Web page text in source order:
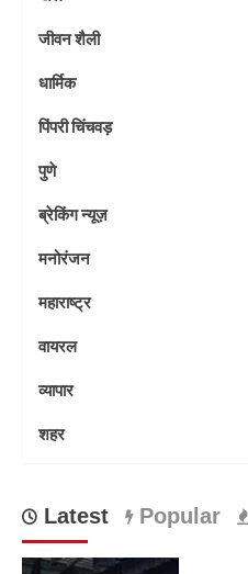
जीवन शैली
धार्मिक
पिंपरी चिंचवड़
पुणे
ब्रेकिंग न्यूज़
मनोरंजन
महाराष्ट्र
वायरल
व्यापार
शहर
Latest Popular